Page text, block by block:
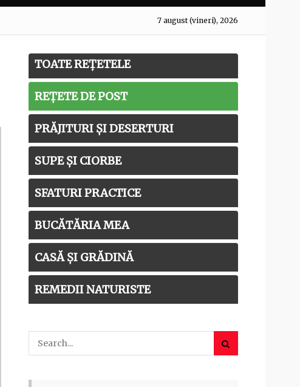
7 august (vineri), 2026
TOATE REȚETELE
REȚETE DE POST
PRĂJITURI ȘI DESERTURI
SUPE ȘI CIORBE
SFATURI PRACTICE
BUCĂTĂRIA MEA
CASĂ ȘI GRĂDINĂ
REMEDII NATURISTE